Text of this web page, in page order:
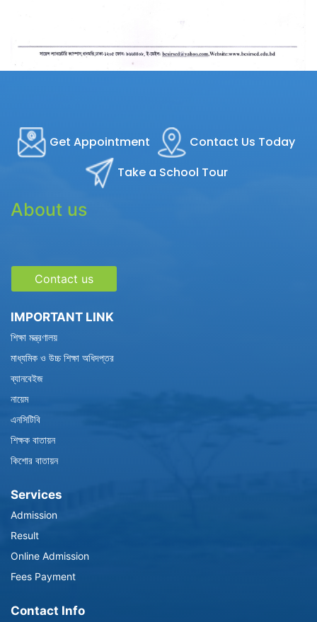
Get Appointment
Contact Us Today
Take a School Tour
About us
Contact us
IMPORTANT LINK
শিক্ষা মন্ত্রণালয়
মাধ্যমিক ও উচ্চ শিক্ষা অধিদপ্তর
ব্যানবেইজ
নায়েম
এনসিটিবি
শিক্ষক বাতায়ন
কিশোর বাতায়ন
Services
Admission
Result
Online Admission
Fees Payment
Contact Info